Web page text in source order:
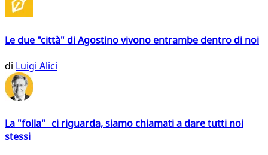
Le due "città" di Agostino vivono entrambe dentro di noi
di Luigi Alici
La "folla" ci riguarda, siamo chiamati a dare tutti noi
stessi